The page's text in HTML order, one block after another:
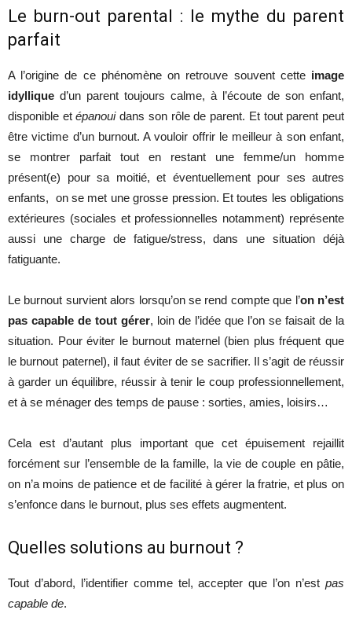
Le burn-out parental : le mythe du parent
parfait
A l’origine de ce phénomène on retrouve souvent cette image
idyllique d’un parent toujours calme, à l’écoute de son enfant,
disponible etépanouidans son rôle de parent. Et tout parent peut
être victime d’un burnout. A vouloir offrir le meilleur à son enfant,
se montrer parfait tout en restant une femme/un homme
présent(e) pour sa moitié, et éventuellement pour ses autres
enfants, on se met une grosse pression. Et toutes les obligations
extérieures (sociales et professionnelles notamment) représente
aussi une charge de fatigue/stress, dans une situation déjà
fatiguante.
Le burnout survient alors lorsqu’on se rend compte que l’on n’est
pas capable de tout gérer, loin de l’idée que l’on se faisait de la
situation. Pour éviter le burnout maternel (bien plus fréquent que
le burnout paternel), il faut éviter de se sacrifier. Il s’agit de réussir
à garder un équilibre, réussir à tenir le coup professionnellement,
et à se ménager des temps de pause : sorties, amies, loisirs…
Cela est d’autant plus important que cet épuisement rejaillit
forcément sur l’ensemble de la famille, la vie de couple en pâtie,
on n’a moins de patience et de facilité à gérer la fratrie, et plus on
s’enfonce dans le burnout, plus ses effets augmentent.
Quelles solutions au burnout ?
Tout d’abord, l’identifier comme tel, accepter que l’on n’est pas
capable de.